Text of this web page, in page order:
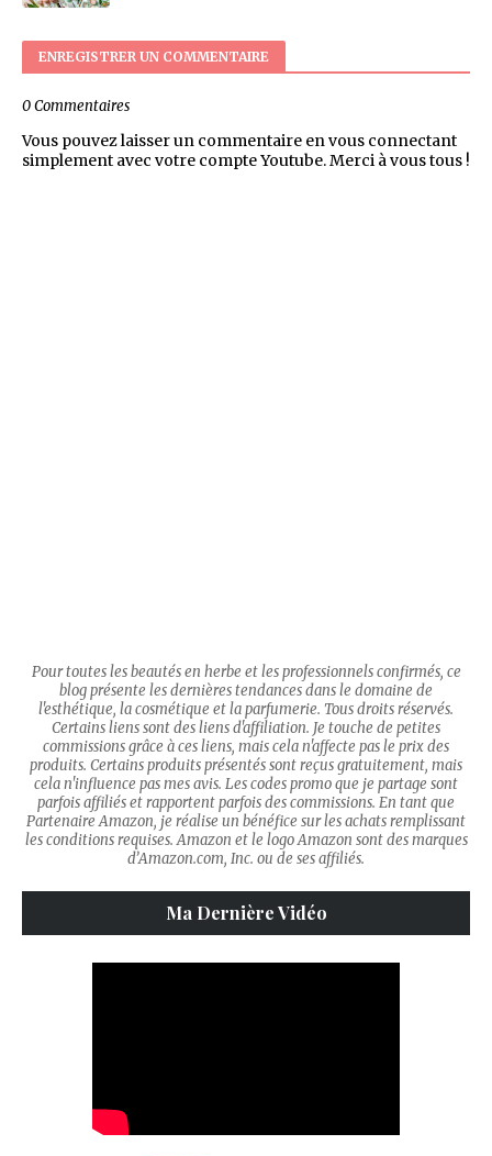
ENREGISTRER UN COMMENTAIRE
0 Commentaires
Vous pouvez laisser un commentaire en vous connectant
simplement avec votre compte Youtube. Merci à vous tous !
Pour toutes les beautés en herbe et les professionnels confirmés, ce
blog présente les dernières tendances dans le domaine de
l'esthétique, la cosmétique et la parfumerie. Tous droits réservés.
Certains liens sont des liens d'affiliation. Je touche de petites
commissions grâce à ces liens, mais cela n'affecte pas le prix des
produits. Certains produits présentés sont reçus gratuitement, mais
cela n'influence pas mes avis. Les codes promo que je partage sont
parfois affiliés et rapportent parfois des commissions. En tant que
Partenaire Amazon, je réalise un bénéfice sur les achats remplissant
les conditions requises. Amazon et le logo Amazon sont des marques
d’Amazon.com, Inc. ou de ses affiliés.
Ma Dernière Vidéo